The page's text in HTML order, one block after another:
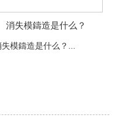
消失模鑄造是什么？
模鑄造是什么？...